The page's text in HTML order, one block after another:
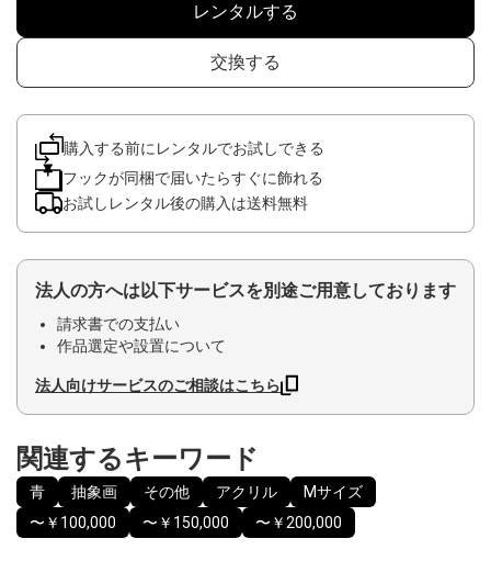
レンタルする
交換する
購入する前にレンタルでお試しできる
フックが同梱で届いたらすぐに飾れる
お試しレンタル後の購入は送料無料
法人の方へは以下サービスを別途ご用意しております
請求書での支払い
作品選定や設置について
法人向けサービスのご相談はこちら
関連するキーワード
青 抽象画 その他 アクリル
Mサイズ
〜￥100,000
〜￥150,000 〜￥200,000